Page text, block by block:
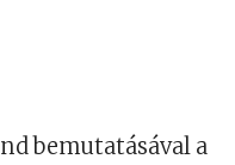
bemutatásával a